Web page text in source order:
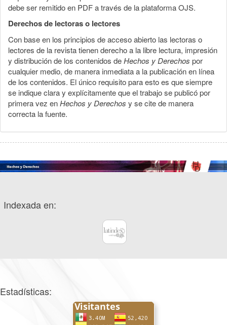
debe ser remitido en PDF a través de la plataforma OJS.
Derechos de lectoras o lectores
Con base en los principios de acceso abierto las lectoras o
lectores de la revista tienen derecho a la libre lectura, impresión
y distribución de los contenidos deHechos y Derechos por
cualquier medio, de manera inmediata a la publicación en línea
de los contenidos. El único requisito para esto es que siempre
se indique clara y explícitamente que el trabajo se publicó por
primera vez enHechos y Derechos y se cite de manera
correcta la fuente.
Indexada en:
Estadísticas: